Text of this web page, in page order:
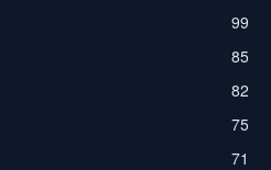
99
85
82
75
71